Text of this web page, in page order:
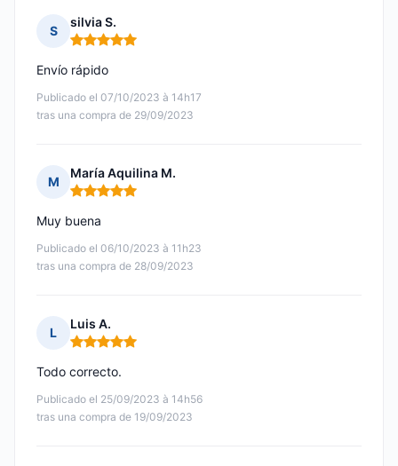
S
silvia S.
Nota: 5 de 5
Publicado el 07/10/2023 à 14h17
tras una compra de 29/09/2023
Envío rápido
M
María Aquilina M.
Nota: 5 de 5
Publicado el 06/10/2023 à 11h23
tras una compra de 28/09/2023
Muy buena
L
Luis A.
Nota: 5 de 5
Publicado el 25/09/2023 à 14h56
tras una compra de 19/09/2023
Todo correcto.